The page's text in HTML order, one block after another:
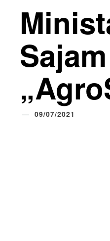
09/07/2021